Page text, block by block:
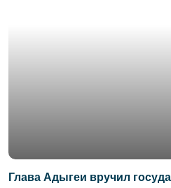
Глава Адыгеи вручил